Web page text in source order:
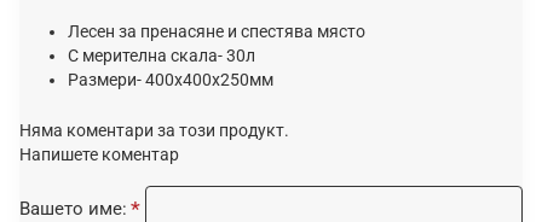
Лесен за пренасяне и спестява място
С мерителна скала- 30л
Размери- 400х400х250мм
Няма коментари за този продукт.
Напишете коментар
Вашето име: